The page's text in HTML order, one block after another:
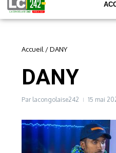
Accueil /DANY
DANY
Par lacongolaise242 15 mai